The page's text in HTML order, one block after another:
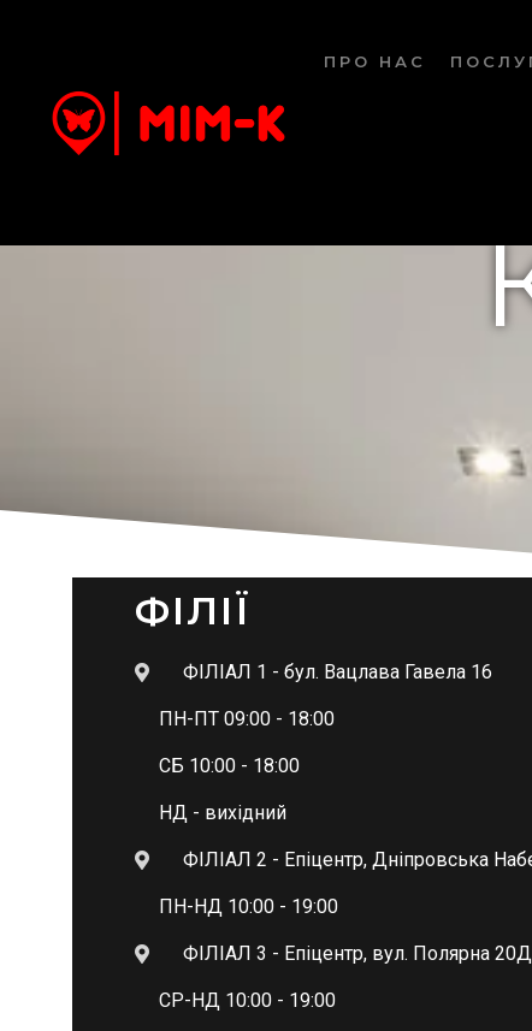
ПРО НАС
ФІЛІЇ
ФІЛІАЛ 1 - бул. Вацлава Гавела 16
ПН-ПТ 09:00 - 18:00
СБ 10:00 - 18:00
НД - вихідний
ФІЛІАЛ 2 - Епіцентр, Дніпровська
ПН-НД 10:00 - 19:00
ФІЛІАЛ 3 - Епіцентр, вул. Полярна 20Д
СР-НД 10:00 - 19:00